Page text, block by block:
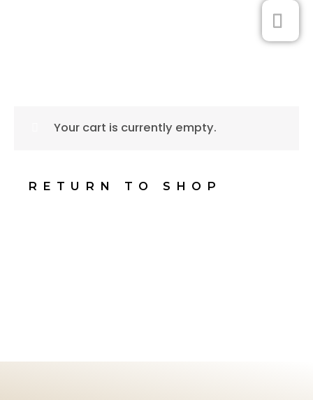
Your cart is currently empty.
RETURN TO SHOP